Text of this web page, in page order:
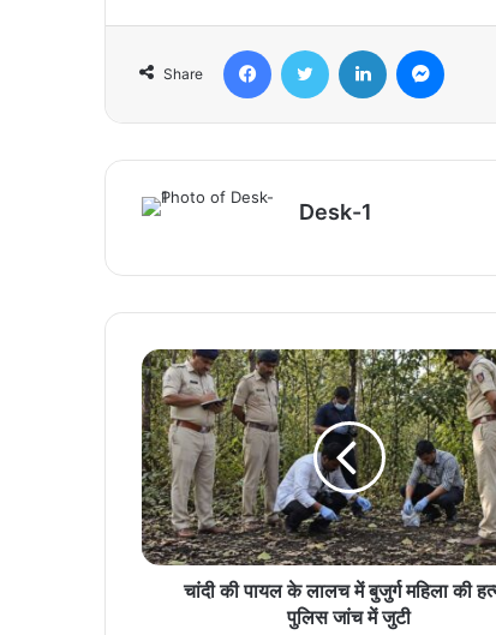
Share
Desk-1
चांदी की पायल के लालच में बुजुर्ग महिला की
पुलिस जांच में जुटी